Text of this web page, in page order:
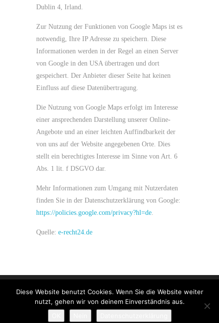
Dublin 4, Irland.
Zur Nutzung der Funktionen von Google Maps ist es
notwendig, Ihre IP Adresse zu speichern. Diese
Informationen werden in der Regel an einen Server
von Google in den USA übertragen und dort
gespeichert. Der Anbieter dieser Seite hat keinen
Einfluss auf diese Datenübertragung.
Die Nutzung von Google Maps erfolgt im Interesse
einer ansprechenden Darstellung unserer Online-
Angebote und an einer leichten Auffindbarkeit der
von uns auf der Website angegebenen Orte. Dies
stellt ein berechtigtes Interesse im Sinne von Art. 6
Abs. 1 lit. f DSGVO dar.
Mehr Informationen zum Umgang mit Nutzerdaten
finden Sie in der Datenschutzerklärung von Google:
https://policies.google.com/privacy?hl=de.
Quelle: e-recht24.de
Impressum | Datenschutz
© 2021 Toni Freitag
Diese Website benutzt Cookies. Wenn Sie die Website weiter
nutzt, gehen wir von deinem Einverständnis aus.